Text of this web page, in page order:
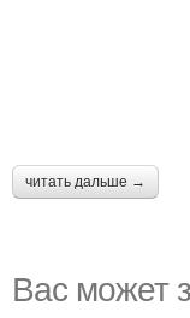
читать дальше →
Вас может